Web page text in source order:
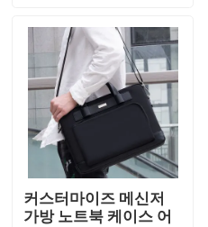
노트북 메신저 가방
엄무용 노트북 가방
비즈니스 스링백
노트북 가방 수갑
커스터마이즈 메신저
가방 노트북 케이스 어